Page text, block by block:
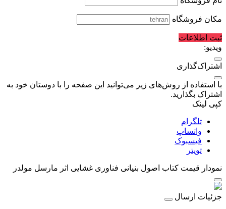
مکان فروشگاه
ثبت اطلاعات
ویدیو:
اشتراک‌گذاری
با استفاده از روش‌های زیر می‌توانید این صفحه را با دوستان خود به
اشتراک بگذارید.
کپی لینک
تلگرام
واتساپ
فیسبوک
تویتر
نمودار قیمت کتاب اصول بنیانی فناوری غشایی اثر مارسل مولدر
جزئیات ارسال